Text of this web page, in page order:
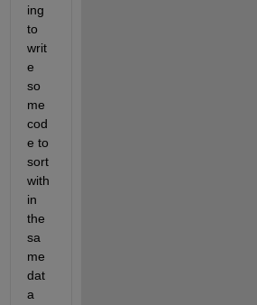
ing
to
writ
e
so
me
cod
e to
sort
with
in
the
sa
me
dat
a